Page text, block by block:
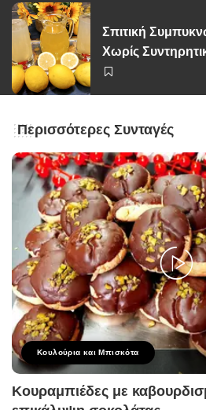
Σπιτική
Χωρίς
Περισσότερες Συνταγές
Κουλούρια και Μπισκότα
Κουραμπιέδες με